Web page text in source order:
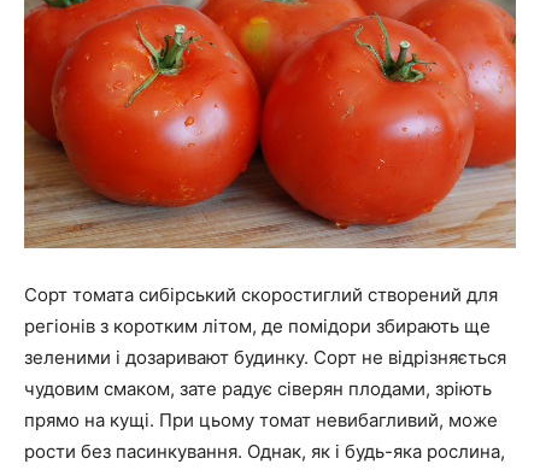
Сорт томата сибірський скоростиглий створений для
регіонів з коротким літом, де помідори збирають ще
зеленими і дозаривают будинку. Сорт не відрізняється
чудовим смаком, зате радує сіверян плодами, зріють
прямо на кущі. При цьому томат невибагливий, може
рости без пасинкування. Однак, як і будь-яка рослина,